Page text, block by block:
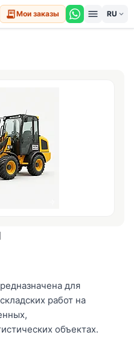
receipt_longМои заказы menu expand_more
для
работ на
объектах.